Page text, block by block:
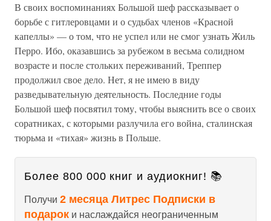
В своих воспоминаниях Большой шеф рассказывает о
борьбе с гитлеровцами и о судьбах членов «Красной
капеллы» — о том, что не успел или не смог узнать Жиль
Перро. Ибо, оказавшись за рубежом в весьма солидном
возрасте и после стольких переживаний, Треппер
продолжил свое дело. Нет, я не имею в виду
разведывательную деятельность. Последние годы
Большой шеф посвятил тому, чтобы выяснить все о своих
соратниках, с которыми разлучила его война, сталинская
тюрьма и «тихая» жизнь в Польше.
Более 800 000 книг и аудиокниг! 📚
Получи 2 месяца Литрес Подписки в
подарок и наслаждайся неограниченным